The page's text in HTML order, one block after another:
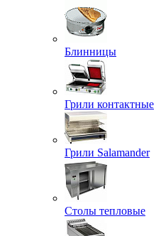
Блинницы
Грили контактные
Грили Salamander
Столы тепловые